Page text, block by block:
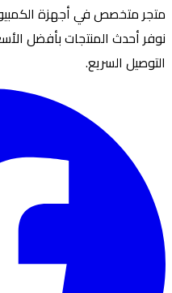
متجر متخصص في أجهزة
نوفر أحدث المنتجات بأفضل
التوصيل السريع.